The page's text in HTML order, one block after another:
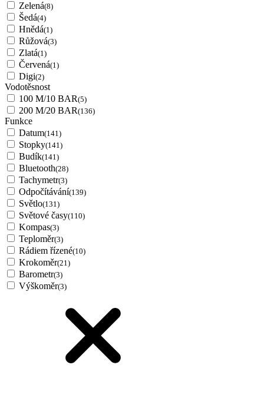
Zelená(8)
Šedá(4)
Hnědá(1)
Růžová(3)
Zlatá(1)
Červená(1)
Digi(2)
Vodotěsnost
100 M/10 BAR(5)
200 M/20 BAR(136)
Funkce
Datum(141)
Stopky(141)
Budík(141)
Bluetooth(28)
Tachymetr(3)
Odpočítávání(139)
Světlo(131)
Světové časy(110)
Kompas(3)
Teploměr(3)
Rádiem řízené(10)
Krokoměr(21)
Barometr(3)
Výškoměr(3)